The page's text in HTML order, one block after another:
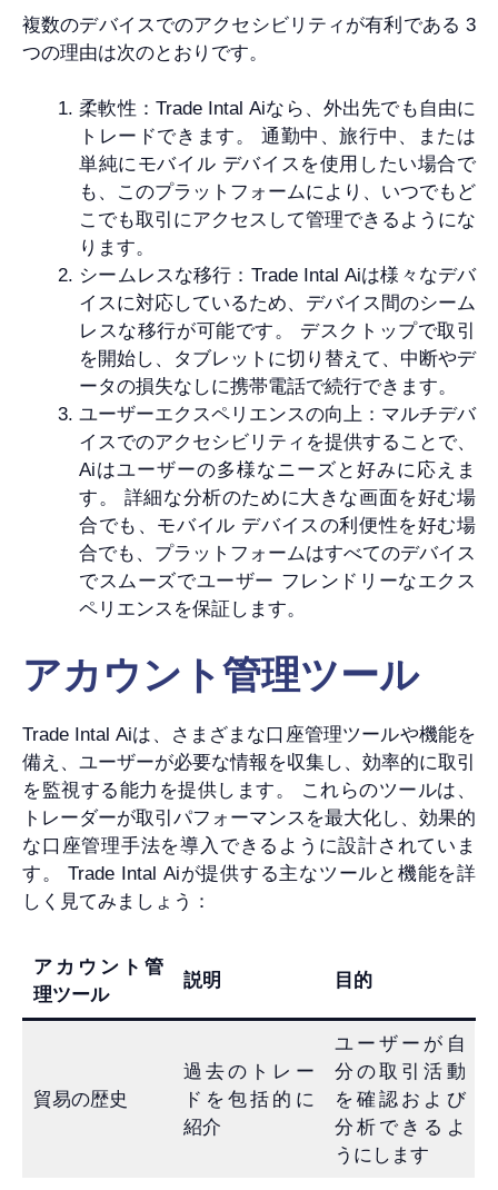
複数のデバイスでのアクセシビリティが有利である 3
つの理由は次のとおりです。
柔軟性：Trade Intal Aiなら、外出先でも自由に
トレードできます。 通勤中、旅行中、または
単純にモバイル デバイスを使用したい場合で
も、このプラットフォームにより、いつでもど
こでも取引にアクセスして管理できるようにな
ります。
シームレスな移行：Trade Intal Aiは様々なデバ
イスに対応しているため、デバイス間のシーム
レスな移行が可能です。 デスクトップで取引
を開始し、タブレットに切り替えて、中断やデ
ータの損失なしに携帯電話で続行できます。
ユーザーエクスペリエンスの向上：マルチデバ
イスでのアクセシビリティを提供することで、
Aiはユーザーの多様なニーズと好みに応えま
す。 詳細な分析のために大きな画面を好む場
合でも、モバイル デバイスの利便性を好む場
合でも、プラットフォームはすべてのデバイス
でスムーズでユーザー フレンドリーなエクス
ペリエンスを保証します。
アカウント管理ツール
Trade Intal Aiは、さまざまな口座管理ツールや機能を
備え、ユーザーが必要な情報を収集し、効率的に取引
を監視する能力を提供します。 これらのツールは、
トレーダーが取引パフォーマンスを最大化し、効果的
な口座管理手法を導入できるように設計されていま
す。 Trade Intal Aiが提供する主なツールと機能を詳
しく見てみましょう：
アカウント管
理ツール
説明 目的
貿易の歴史
過去のトレー
ドを包括的に
紹介
ユーザーが自
分の取引活動
を確認および
分析できるよ
うにします